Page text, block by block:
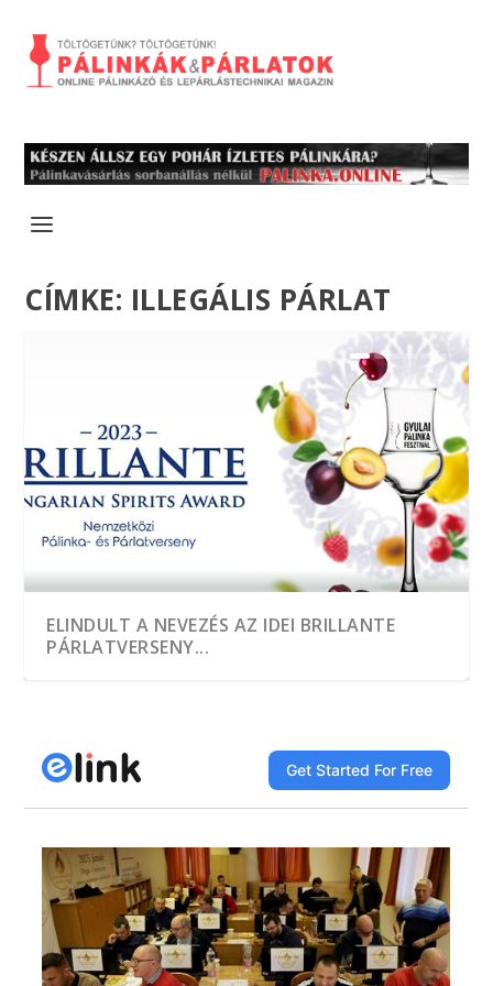
CÍMKE: ILLEGÁLIS PÁRLAT
ELINDULT A NEVEZÉS AZ IDEI BRILLANTE
PÁRLATVERSENY...
A HEGYKŐI 1 CSEPP PÁLINKAMANUFAKTÚRA
TÖBB, MINT EZER MINTÁT KÓSTOLTAK A
A JÓ PÁLINKA GAZDASÁGI ÉRTÉK
DÍJNYERTES PÁLINKA NINCS ALKOTÁS ÉS
A GYÜMÖLCS LEGJAVÁT ZÁRJÁK BE AZ